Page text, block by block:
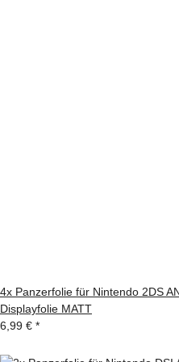
4x Panzerfolie für Nintendo 2DS
Displayfolie MATT
6,99 € *